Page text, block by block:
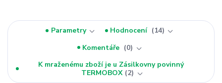
Parametry Hodnocení
14
Komentáře
0
K mraženému zboží je u Zásilkovny povinný
TERMOBOX 2